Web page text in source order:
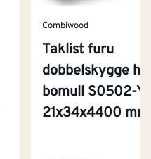
Combiwood
Taklist furu
dobbelskygge
bomull S0502-Y
21x34x4400 mm